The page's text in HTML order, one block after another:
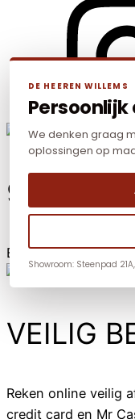
99%
Bestelt voor 13.00?
VEILIG
Reken online veilig
credit card en Mr
DE HEEREN WILLEMS
Persoonlijk
We denken graag
oplossingen op
Showroom: Steenpad